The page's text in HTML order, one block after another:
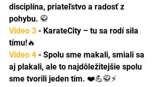
disciplína, priateľstvo a radosť z
pohybu. 🥋
Video 3 - KarateCity – tu sa rodí sila
tímu!🔥
Video 4 - Spolu sme makali, smiali sa
aj plakali, ale to najdôležitejšie spolu
sme tvorili jeden tím. ❤️💪🥋⚡️